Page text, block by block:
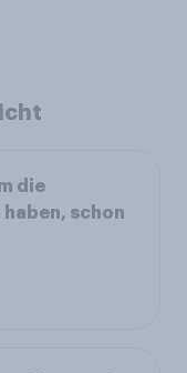
die
schon